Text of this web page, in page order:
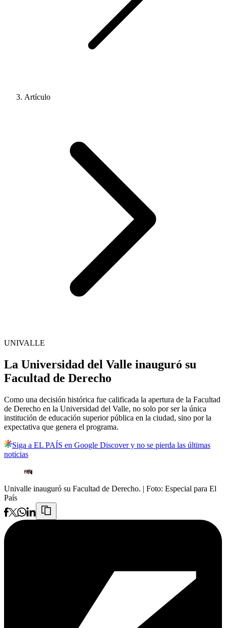
Artículo
UNIVALLE
La Universidad del Valle inauguró su
Facultad de Derecho
Como una decisión histórica fue calificada la apertura de la Facultad
de Derecho en la Universidad del Valle, no solo por ser la única
institución de educación superior pública en la ciudad, sino por la
expectativa que genera el programa.
Siga a EL PAÍS en Google Discover y no se pierda las últimas
noticias
Univalle inauguró su Facultad de Derecho. | Foto: Especial para El
País